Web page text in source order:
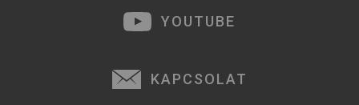
YOUTUBE
KAPCSOLAT